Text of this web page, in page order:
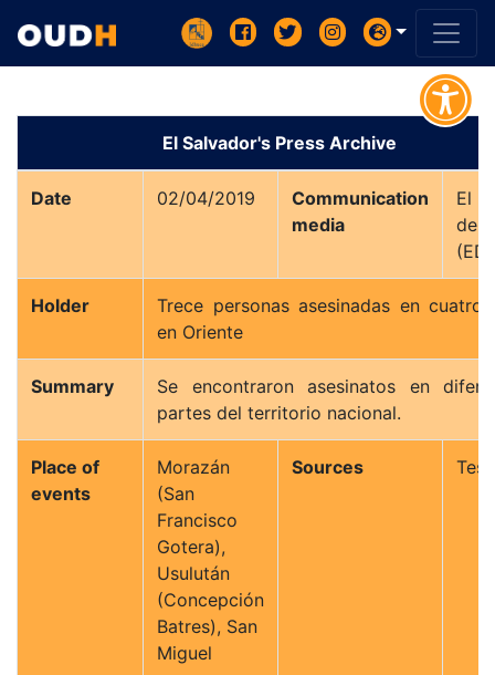
El Salvador's Press Archive
Date 02/04/2019
Communication
media
El
de
Holder
Trece personas asesinadas en cuatro
en Oriente
Summary
Se encontraron asesinatos en
partes del territorio nacional.
Place of
events
Morazán
(San
Francisco
Gotera),
Usulután
(Concepción
Batres), San
Miguel
Sources